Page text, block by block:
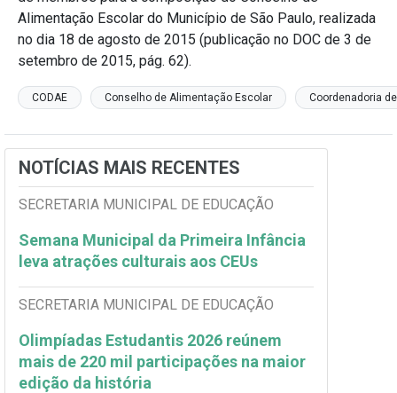
Alimentação Escolar do Município de São Paulo, realizada
no dia 18 de agosto de 2015 (publicação no DOC de 3 de
setembro de 2015, pág. 62).
CODAE Conselho de Alimentação Escolar Coordenadoria
NOTÍCIAS MAIS RECENTES
SECRETARIA MUNICIPAL DE EDUCAÇÃO
Semana Municipal da Primeira Infância
leva atrações culturais aos CEUs
SECRETARIA MUNICIPAL DE EDUCAÇÃO
Olimpíadas Estudantis 2026 reúnem
mais de 220 mil participações na maior
edição da história